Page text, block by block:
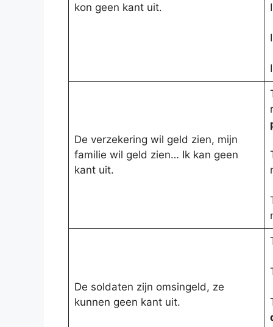
kon geen kant uit.
De verzekering wil geld zien, mijn
familie wil geld zien… Ik kan geen
kant uit.
De soldaten zijn omsingeld, ze
kunnen geen kant uit.